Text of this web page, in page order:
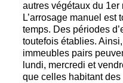
autres végétaux du 1er
L’arrosage manuel est
temps. Des périodes
toutefois établies.
immeubles pairs
lundi, mercredi et
que celles habitant